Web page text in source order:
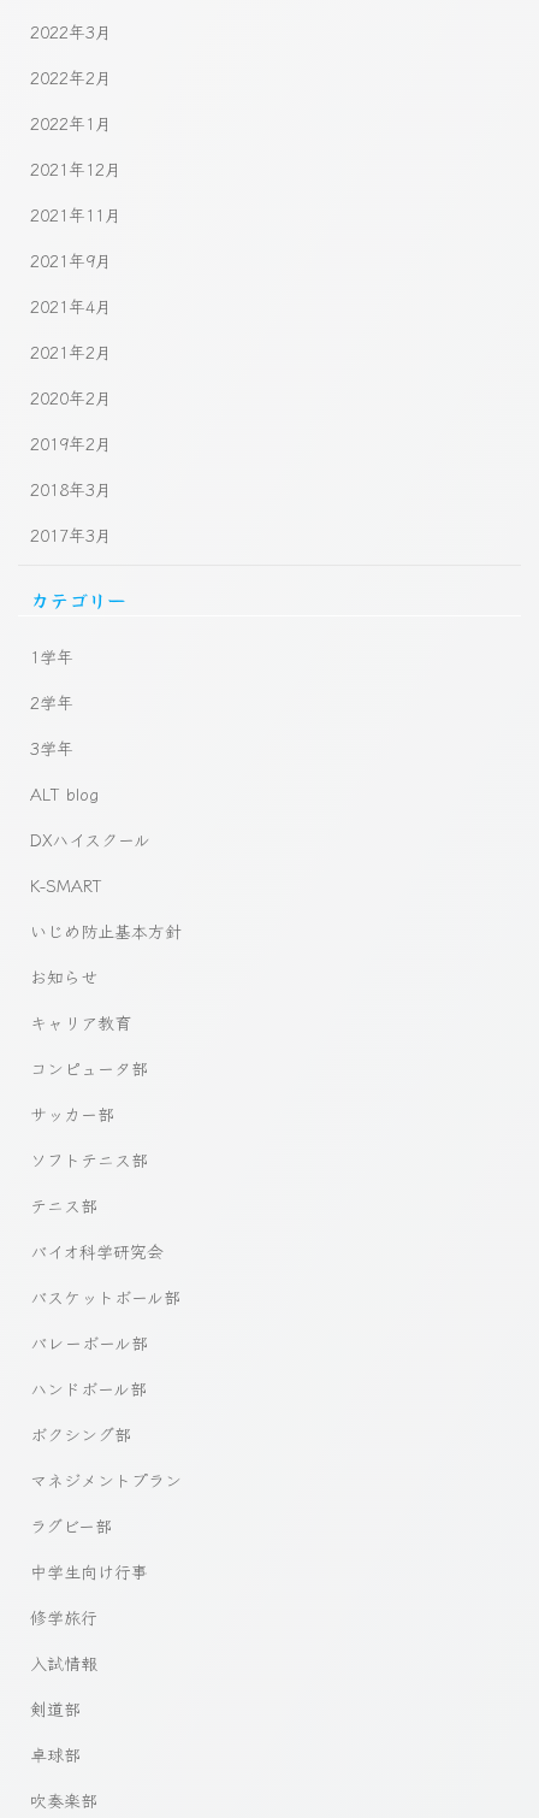
2022年3月
2022年2月
2022年1月
2021年12月
2021年11月
2021年9月
2021年4月
2021年2月
2020年2月
2019年2月
2018年3月
2017年3月
カテゴリー
1学年
2学年
3学年
ALT blog
DXハイスクール
K-SMART
いじめ防止基本方針
お知らせ
キャリア教育
コンピュータ部
サッカー部
ソフトテニス部
テニス部
バイオ科学研究会
バスケットボール部
バレーボール部
ハンドボール部
ボクシング部
マネジメントプラン
ラグビー部
中学生向け行事
修学旅行
入試情報
剣道部
卓球部
吹奏楽部